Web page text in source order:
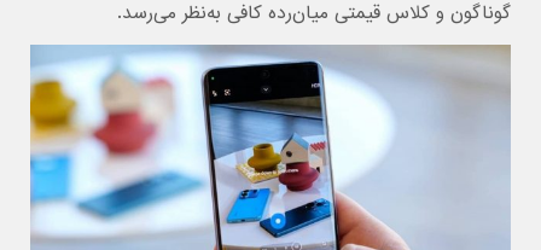
گوناگون و کلاس قیمتی میان‌رده کافی به‌نظر می‌رسد.